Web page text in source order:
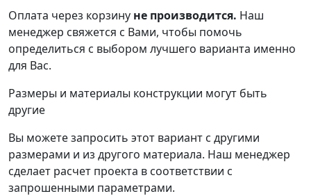
Оплата через корзину не производится. Наш
менеджер свяжется с Вами, чтобы помочь
определиться с выбором лучшего варианта именно
для Вас.
Размеры и материалы конструкции могут быть
другие
Вы можете запросить этот вариант с другими
размерами и из другого материала. Наш менеджер
сделает расчет проекта в соответствии с
запрошенными параметрами.